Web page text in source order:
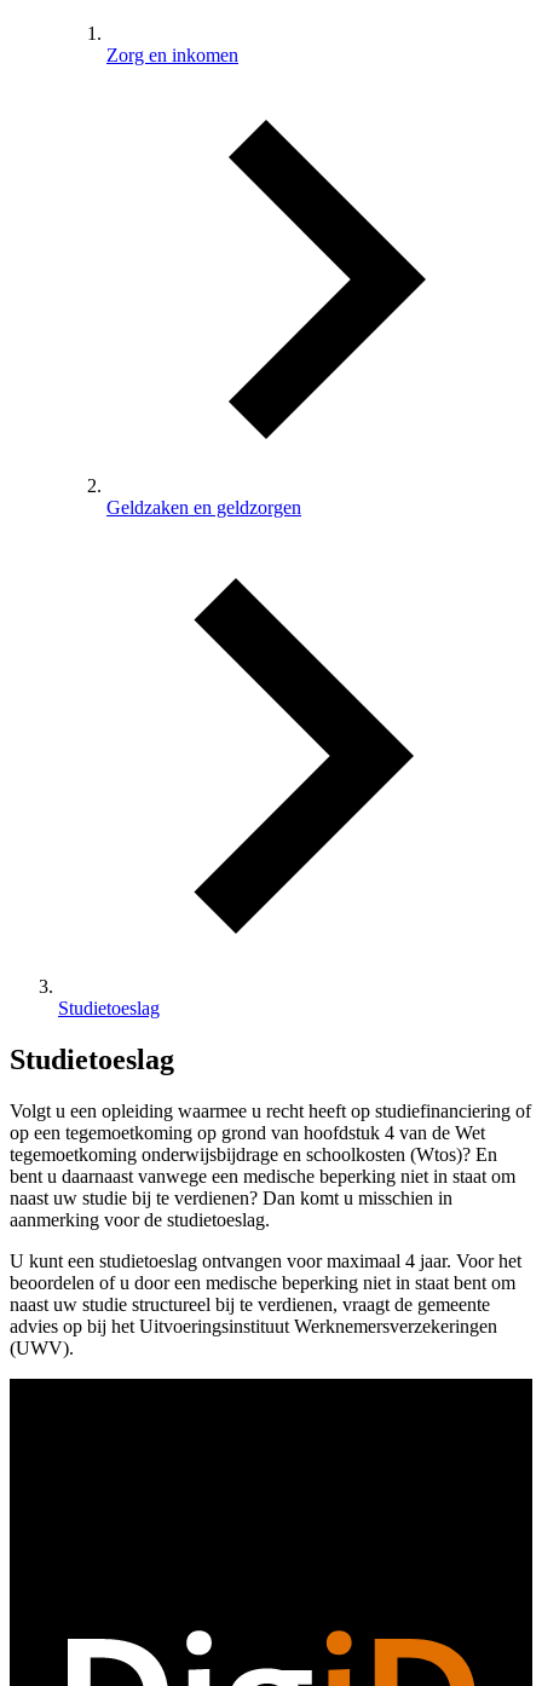
Zorg en inkomen
Geldzaken en geldzorgen
Studietoeslag
Studietoeslag
Volgt u een opleiding waarmee u recht heeft op studiefinanciering of
op een tegemoetkoming op grond van hoofdstuk 4 van de Wet
tegemoetkoming onderwijsbijdrage en schoolkosten (Wtos)? En
bent u daarnaast vanwege een medische beperking niet in staat om
naast uw studie bij te verdienen? Dan komt u misschien in
aanmerking voor de studietoeslag.
U kunt een studietoeslag ontvangen voor maximaal 4 jaar. Voor het
beoordelen of u door een medische beperking niet in staat bent om
naast uw studie structureel bij te verdienen, vraagt de gemeente
advies op bij het Uitvoeringsinstituut Werknemersverzekeringen
(UWV).